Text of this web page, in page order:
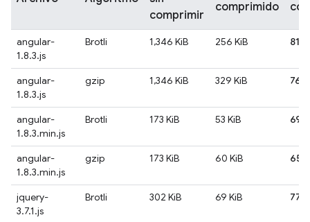
comprimir
comprimido
angular-
1.8.3.js
Brotli 1,346 KiB 256 KiB 81%
angular-
1.8.3.js
gzip 1,346 KiB 329 KiB 76%
angular-
1.8.3.min.js
Brotli 173 KiB 53 KiB 69%
angular-
1.8.3.min.js
gzip 173 KiB 60 KiB 65%
jquery-
3.7.1.js
Brotli 302 KiB 69 KiB 77%